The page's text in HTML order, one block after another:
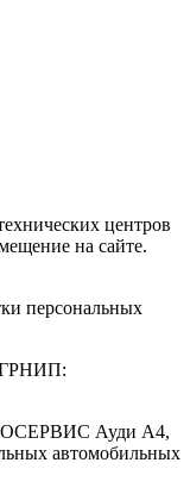
центров
на сайте.
персональных
Ауди А4,
автомобильных